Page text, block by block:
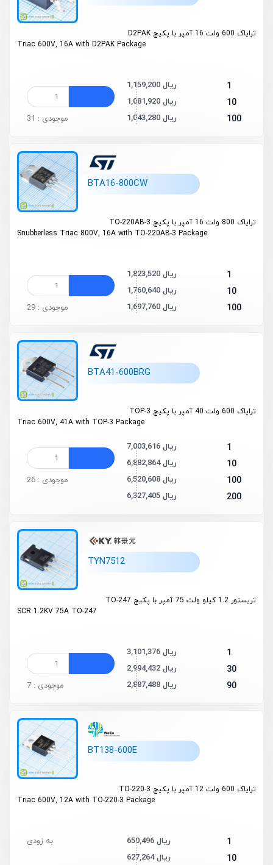
ترایاک 600 ولت 16 آمپر با پکیج D2PAK
Triac 600V, 16A with D2PAK Package
1 1,159,200 ریال
10 1,081,920 ریال
100 1,043,280 ریال موجودی : 31
BTA16-800CW
ترایاک 800 ولت 16 آمپر با پکیج TO-220AB-3
Snubberless Triac 800V, 16A with TO-220AB-3 Package
1 1,823,520 ریال
10 1,760,640 ریال
100 1,697,760 ریال موجودی : 29
BTA41-600BRG
ترایاک 600 ولت 40 آمپر با پکیج TOP-3
Triac 600V, 41A with TOP-3 Package
1 7,003,616 ریال
10 6,882,864 ریال
100 6,520,608 ریال
200 6,327,405 ریال
موجودی : 26
TYN7512
تریستور 1.2 کیلو ولت 75 آمپر با پکیج TO-247
SCR 1.2KV 75A TO-247
1 3,101,376 ریال
30 2,994,432 ریال
90 2,887,488 ریال موجودی : 7
BT138-600E
ترایاک 600 ولت 12 آمپر با پکیج TO-220-3
Triac 600V, 12A with TO-220-3 Package
1 650,496 ریال
10 627,264 ریال
به زودی